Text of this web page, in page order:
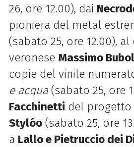
26, ore 12.00), dai
pioniera del metal
(sabato 25, ore 12.00),
veronese Massimo
copie del vinile
e acqua(sabato 25, ore
Facchinetti del
Stylóo(sabato 25, ore
a Lallo e Pietruccio dei